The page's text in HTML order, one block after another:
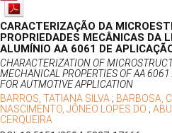
CARACTERIZAÇÃO DA
PROPRIEDADES MECÂNICAS DA
ALUMÍNIO AA 6061 DE
CHARACTERIZATION OF
MECHANICAL PROPERTIES OF AA
FOR AUTMOTIVE APPLICATION
BARROS, TATIANA SILVA ; BARBOSA,
NASCIMENTO, JÔNEO LOPES DO ;
CERQUEIRA